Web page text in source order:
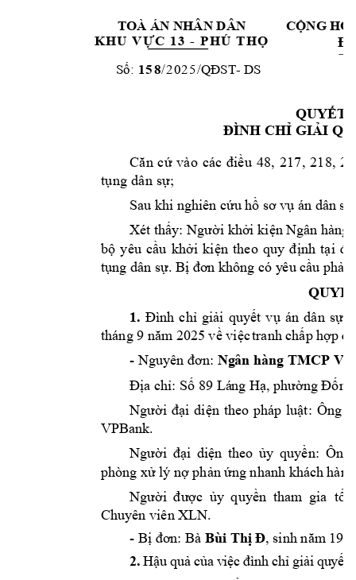
TOÀ ÁN NHÂN DÂN
KHU VỰC 13 - PHÚ THỌ
Số: 158/2025/QĐST- DS
CỘNG
QUYẾT
ĐÌNH CHỈ GIẢI
Căn cứ vào các điều 48, 217, 21 8, 2
tụng dân sự;
Sau khi nghiên cứu hồ sơ vụ án dân
Xét thấy: Người khởi kiện Ngân hàng
bộ yêu cầu khởi kiện theo quy định tại
tụng dân sự. Bị đơn không có yêu cầu phả
1. Đình chỉ giải quyết vụ án dân sự
tháng 9 năm 2025 về việctranh chấp hợp
- Nguyên đơn: Ngân hàng TMCP V
Địa chỉ: Số 89 Láng Hạ, phường
Người đại diện theo pháp luật: Ông
VPBank.
Người đại diện theo ủy quyền: Ông
phòng xử lý nợ phản ứng nhanh khách
Người được ủy quyền tham gia  tố
Chuyên viên XLN.
- Bị đơn: Bà Bùi Thị Đ, sinh năm
2. Hậu quả củaviệc đình chỉ giải quyế